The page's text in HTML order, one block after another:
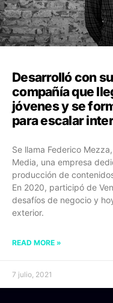
Desarrolló con
compañía que
jóvenes y se
para escalar
Se llama Federico
Media, una empresa
producción de
En 2020, participó de
desafíos de negocio y
exterior.
READ MORE »
7 julio, 2021